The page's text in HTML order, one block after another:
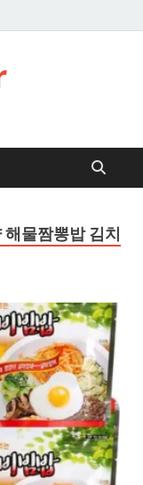
물짬뽕밥 김치